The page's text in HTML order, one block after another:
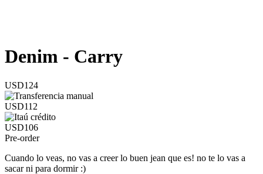
Denim - Carry
USD124
USD112
USD106
Pre-order
Cuando lo veas, no vas a creer lo buen jean que es! no te lo vas a
sacar ni para dormir :)